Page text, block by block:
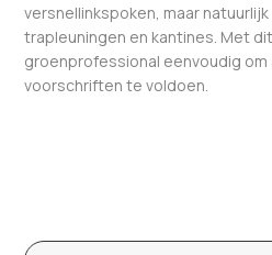
versnellinkspoken, maar natuurlijk
trapleuningen en kantines. Met
groenprofessional eenvoudig om
voorschriften te voldoen.